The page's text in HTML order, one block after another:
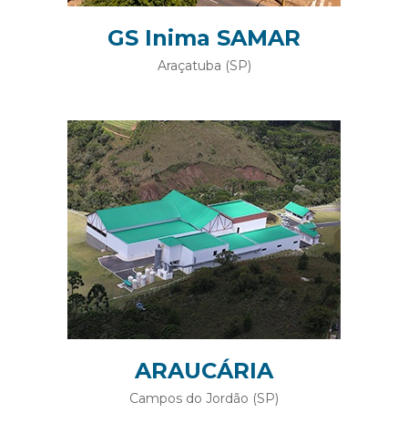
GS Inima SAMAR
Araçatuba (SP)
ARAUCÁRIA
Campos do Jordão (SP)